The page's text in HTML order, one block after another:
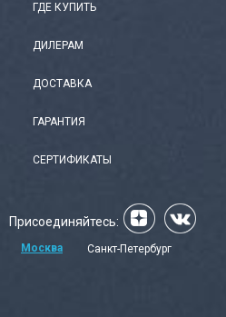
ГДЕ КУПИТЬ
ДИЛЕРАМ
ДОСТАВКА
ГАРАНТИЯ
СЕРТИФИКАТЫ
Присоединяйтесь:
Москва Санкт-Петербург